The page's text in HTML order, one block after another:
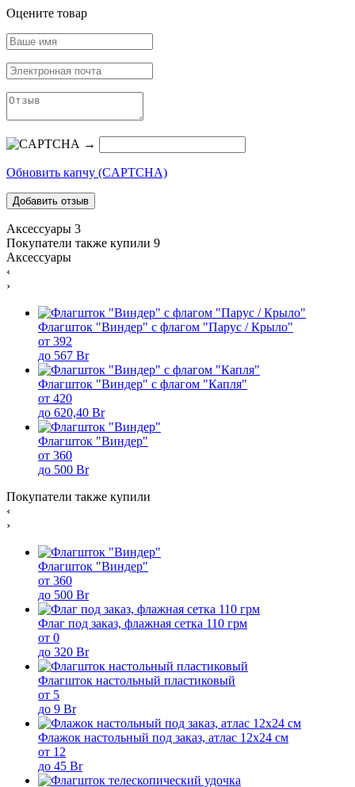
Оцените товар
→
Обновить капчу (CAPTCHA)
Аксессуары 3
Покупатели также купили 9
Аксессуары
‹
›
Флагшток "Виндер" с флагом "Парус / Крыло"
от 392
до 567 Br
Флагшток "Виндер" с флагом "Капля"
от 420
до 620,40 Br
Флагшток "Виндер"
от 360
до 500 Br
Покупатели также купили
‹
›
Флагшток "Виндер"
от 360
до 500 Br
Флаг под заказ, флажная сетка 110 грм
от 0
до 320 Br
Флагшток настольный пластиковый
от 5
до 9 Br
Флажок настольный под заказ, атлас 12х24 см
от 12
до 45 Br